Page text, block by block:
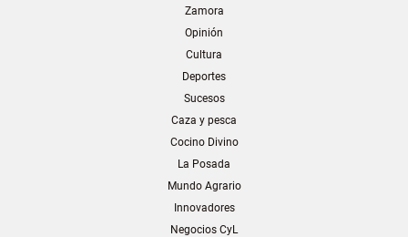
Zamora
Opinión
Cultura
Deportes
Sucesos
Caza y pesca
Cocino Divino
La Posada
Mundo Agrario
Innovadores
Negocios CyL